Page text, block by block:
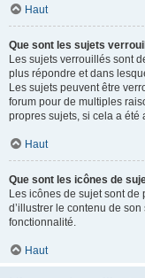
Haut
Que sont les sujets
Les sujets verrouillés sont
plus répondre et dans
Les sujets peuvent être
forum pour de multiples
propres sujets, si cela a été
Haut
Que sont les icônes de
Les icônes de sujet sont de
d’illustrer le contenu de
fonctionnalité.
Haut